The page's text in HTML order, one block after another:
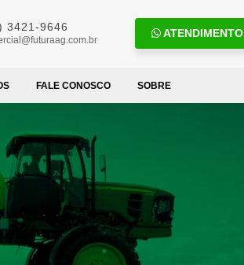
3421-9646 ATENDIMENTO
FALE CONOSCO SOBRE